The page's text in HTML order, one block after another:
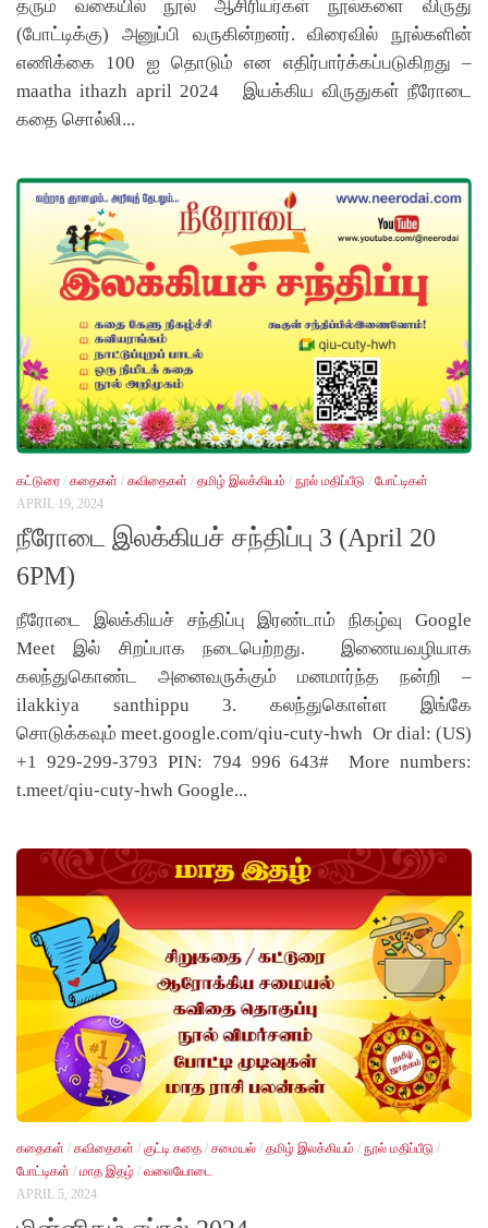
தரும் வகையில் நூல் ஆசிரியர்கள் நூல்களை விருது
(போட்டிக்கு) அனுப்பி வருகின்றனர். விரைவில் நூல்களின்
எணிக்கை 100 ஐ தொடும் என எதிர்பார்க்கப்படுகிறது –
maatha ithazh april 2024 இயக்கிய விருதுகள் நீரோடை
கதை சொல்லி...
கட்டுரை / கதைகள் / கவிதைகள் / தமிழ் இலக்கியம் / நூல் மதிப்பீடு / போட்டிகள்
APRIL 19, 2024
நீரோடை இலக்கியச் சந்திப்பு 3 (April 20
6PM)
நீரோடை இலக்கியச் சந்திப்பு இரண்டாம் நிகழ்வு Google
Meet இல் சிறப்பாக நடைபெற்றது. இணையவழியாக
கலந்துகொண்ட அனைவருக்கும் மனமார்ந்த நன்றி –
ilakkiya santhippu 3. கலந்துகொள்ள இங்கே
சொடுக்கவும் meet.google.com/qiu-cuty-hwh Or dial: (US)
+1 929-299-3793 PIN: 794 996 643# More numbers:
t.meet/qiu-cuty-hwh Google...
கதைகள் / கவிதைகள் / குட்டி கதை / சமையல் / தமிழ் இலக்கியம் / நூல் மதிப்பீடு /
போட்டிகள் / மாத இதழ் / வலையோடை
APRIL 5, 2024